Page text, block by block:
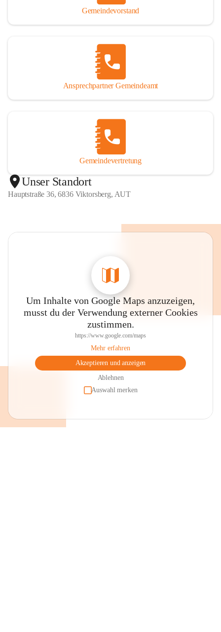
Gemeindevorstand
Ansprechpartner Gemeindeamt
Gemeindevertretung
Unser Standort
Hauptstraße 36, 6836 Viktorsberg, AUT
Um Inhalte von Google Maps anzuzeigen,
musst du der Verwendung externer Cookies
zustimmen.
https://www.google.com/maps
Mehr erfahren
Akzeptieren und anzeigen
Ablehnen
Auswahl merken